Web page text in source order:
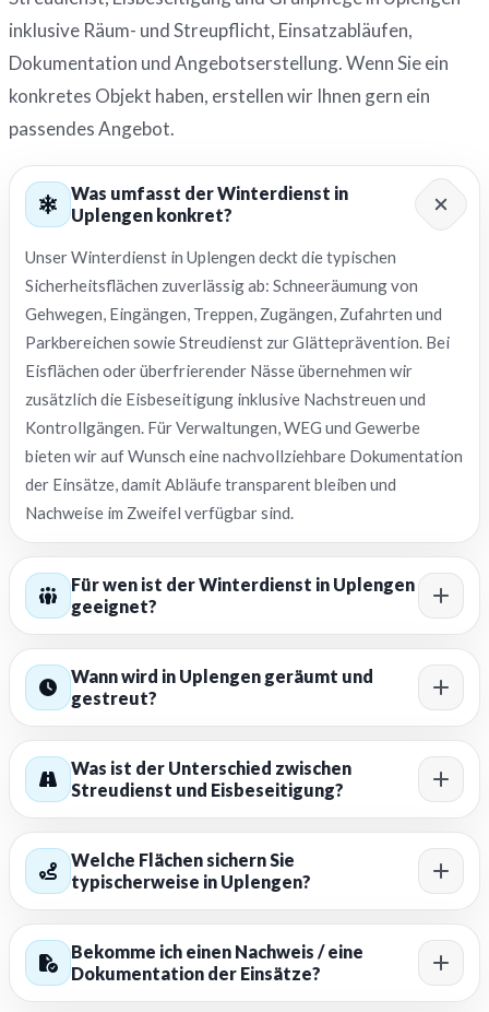
inklusive Räum- und Streupflicht, Einsatzabläufen,
Dokumentation und Angebotserstellung. Wenn Sie ein
konkretes Objekt haben, erstellen wir Ihnen gern ein
passendes Angebot.
Was umfasst der Winterdienst in
Uplengen konkret?
Unser Winterdienst in Uplengen deckt die typischen
Sicherheitsflächen zuverlässig ab: Schneeräumung von
Gehwegen, Eingängen, Treppen, Zugängen, Zufahrten und
Parkbereichen sowie Streudienst zur Glätteprävention. Bei
Eisflächen oder überfrierender Nässe übernehmen wir
zusätzlich die Eisbeseitigung inklusive Nachstreuen und
Kontrollgängen. Für Verwaltungen, WEG und Gewerbe
bieten wir auf Wunsch eine nachvollziehbare Dokumentation
der Einsätze, damit Abläufe transparent bleiben und
Nachweise im Zweifel verfügbar sind.
Für wen ist der Winterdienst in Uplengen
geeignet?
Wann wird in Uplengen geräumt und
gestreut?
Was ist der Unterschied zwischen
Streudienst und Eisbeseitigung?
Welche Flächen sichern Sie
typischerweise in Uplengen?
Bekomme ich einen Nachweis / eine
Dokumentation der Einsätze?